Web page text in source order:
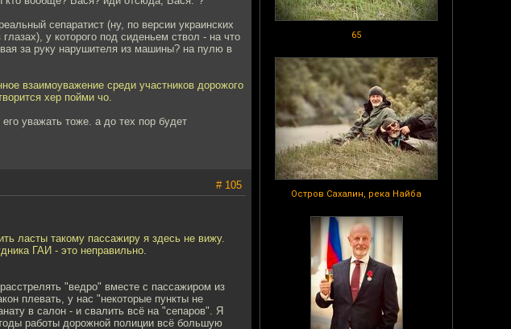
65
Остров Сахалин, река Найба
сепаратист (ну, по версии украинских
у которого под сиденьем ствол - на что
за руку нарушителя из машины? на пулю в
взаимоуважение среди участников дорожого
хер пойми чо.
уважать тоже. а до тех пор будет
# 105
ласты такому пассажиру я здесь не вижу.
ГАИ - это неправильно.
"ведро" вместе с пассажиром из
плевать, у нас "некоторые пункты не
в салон - и свалить всё на "сепаров". Я
работы дорожной полиции всё большую